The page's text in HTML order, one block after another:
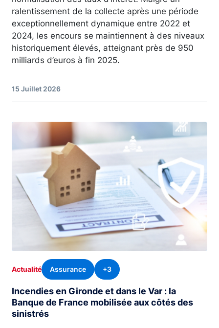
ralentissement de la collecte après une période
exceptionnellement dynamique entre 2022 et
2024, les encours se maintiennent à des niveaux
historiquement élevés, atteignant près de 950
milliards d’euros à fin 2025.
15 Juillet 2026
Actualité Assurance +3
Incendies en Gironde et dans le Var : la
Banque de France mobilisée aux côtés des
sinistrés